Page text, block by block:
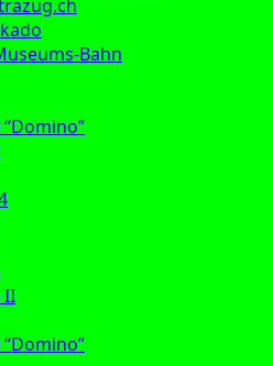
Bahn
“Domino”
II
“Domino”